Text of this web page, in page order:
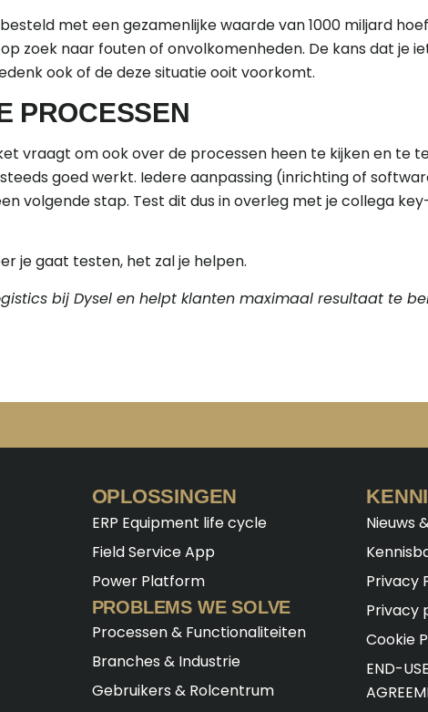
met een gezamenlijke waarde van 1000 miljard
zoek naar fouten of onvolkomenheden. De kans dat je
ook of de deze situatie ooit voorkomt.
PROCESSEN
vraagt om ook over de processen heen te kijken en te
goed werkt. Iedere aanpassing (inrichting of
volgende stap. Test dit dus in overleg met je collega
je gaat testen, het zal je helpen.
bij Dysel en helpt klanten maximaal resultaat te
OPLOSSINGEN
ERP Equipment life cycle
Field Service App
Power Platform
PROBLEMS WE SOLVE
Processen & Functionaliteiten
Branches & Industrie
Gebruikers & Rolcentrum
Nieuws
Privacy
Privacy
Cookie
END-